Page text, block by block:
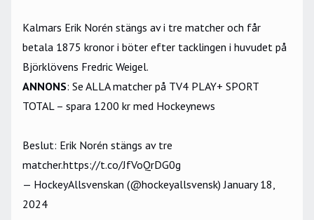
Kalmars Erik Norén stängs av i tre matcher och får
betala 1875 kronor i böter efter tacklingen i huvudet på
Björklövens Fredric Weigel.
ANNONS: Se ALLA matcher på TV4 PLAY+ SPORT
TOTAL – spara 1200 kr med Hockeynews
Beslut: Erik Norén stängs av tre
matcher.https://t.co/JfVoQrDG0g
— HockeyAllsvenskan (@hockeyallsvensk)January 18,
2024